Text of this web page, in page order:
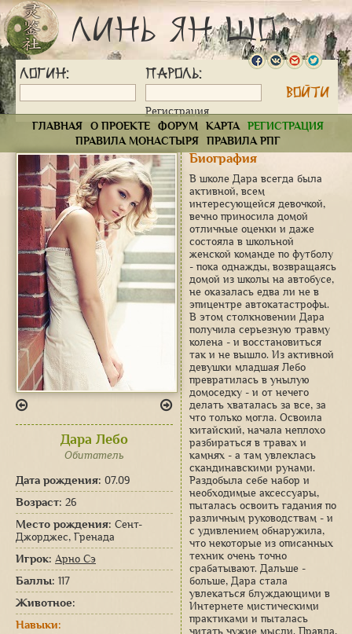
Линь Ян Шо
Логин: Пароль:
Регистрация
ГЛАВНАЯ
О ПРОЕКТЕ ФОРУМ КАРТА
РЕГИСТРАЦИЯ
ПРАВИЛА МОНАСТЫРЯ
ПРАВИЛА РПГ
Дара Лебо
Обитатель
Дата рождения: 07.09
Возраст: 26
Место рождения: Сент-
Джорджес, Гренада
Игрок: Арно Сэ
Баллы: 117
Животное:
Навыки:
Биография
В школе Дара всегда была
активной, всем
интересующейся девочкой,
вечно приносила домой
отличные оценки и даже
состояла в школьной
женской команде по футболу
- пока однажды, возвращаясь
домой из школы на автобусе,
не оказалась едва ли не в
эпицентре автокатастрофы.
В этом столкновении Дара
получила серьезную травму
колена - и восстановиться
так и не вышло. Из активной
девушки младшая Лебо
превратилась в унылую
домоседку - и от нечего
делать хваталась за все, за
что только могла. Освоила
китайский, начала неплохо
разбираться в травах и
камнях - а там увлеклась
скандинавскими рунами.
Раздобыла себе набор и
необходимые аксессуары,
пыталась освоить гадания по
различным руководствам - и
с удивлением обнаружила,
что некоторые из описанных
техник очень точно
срабатывают. Дальше -
больше, Дара стала
увлекаться блуждающими в
Интернете мистическими
практиками и пыталась
читать чужие мысли. Правда,